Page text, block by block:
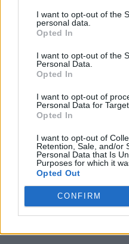
I want to opt-out of the
personal data.
Opted In
I want to opt-out of the
Personal Data.
Opted In
I want to opt-out of
Personal Data for
Opted In
I want to opt-out of
Retention, Sale, and/or
Personal Data that Is
Purposes for which it
Opted Out
CONFIRM
A fugit
țară cu o
să ne